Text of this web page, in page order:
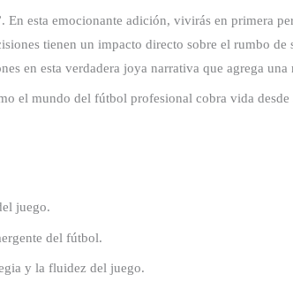
esta emocionante adición, vivirás en primera
tienen un impacto directo sobre el rumbo
en esta verdadera joya narrativa que agrega
el mundo del fútbol profesional cobra vida desde
juego.
del fútbol.
y la fluidez del juego.